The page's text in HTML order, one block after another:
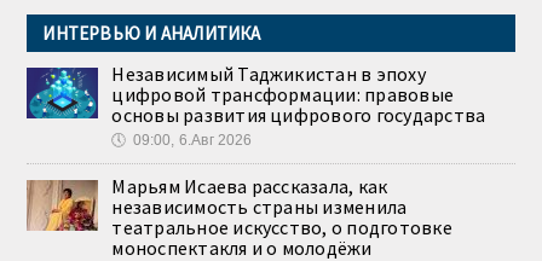
ИНТЕРВЬЮ И АНАЛИТИКА
Независимый Таджикистан в эпоху
цифровой трансформации: правовые
основы развития цифрового государства
🕔 09:00, 6.Авг 2026
Марьям Исаева рассказала, как
независимость страны изменила
театральное искусство, о подготовке
моноспектакля и о молодёжи